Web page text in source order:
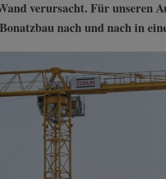
verursacht. Für unseren
nach und nach in